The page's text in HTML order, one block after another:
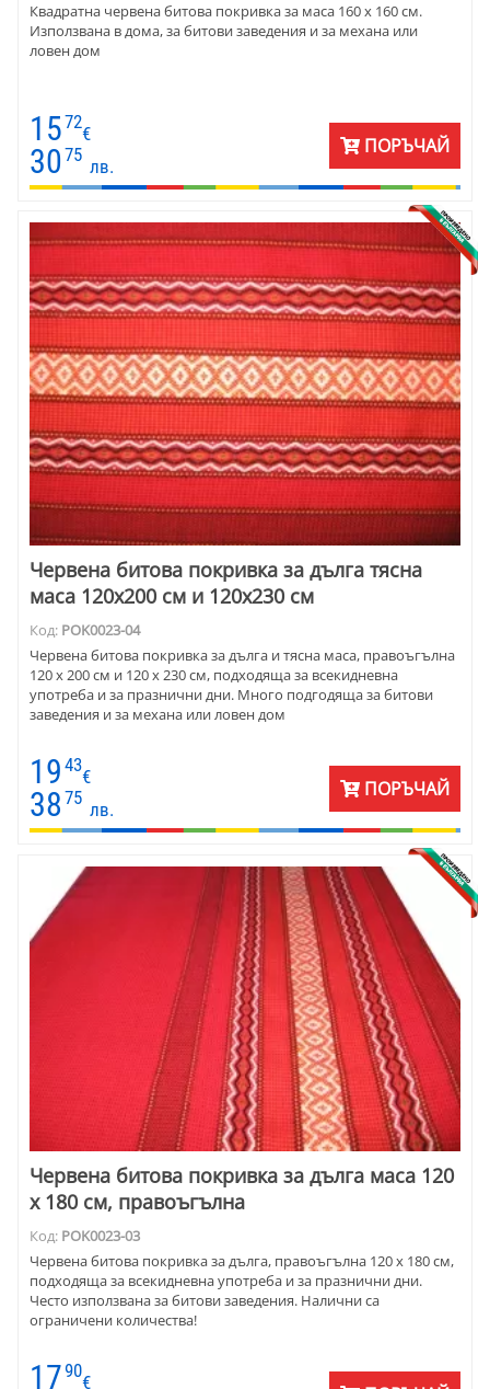
Квадратна червена битова покривка за маса 160 х 160 см.
Използвана в дома, за битови заведения и за механа или
ловен дом
1572
€
3075
лв.
ПОРЪЧАЙ
Червена битова покривка за дълга тясна
маса 120х200 см и 120х230 см
Код: POK0023-04
Червена битова покривка за дълга и тясна маса, правоъгълна
120 х 200 см и 120 х 230 см, подходяща за всекидневна
употреба и за празнични дни. Много подгодяща за битови
заведения и за механа или ловен дом
19 43
€
38 75
лв.
ПОРЪЧАЙ
Червена битова покривка за дълга маса 120
х 180 см, правоъгълна
Код: POK0023-03
Червена битова покривка за дълга, правоъгълна 120 х 180 см,
подходяща за всекидневна употреба и за празнични дни.
Често използвана за битови заведения. Налични са
ограничени количества!
1790
€